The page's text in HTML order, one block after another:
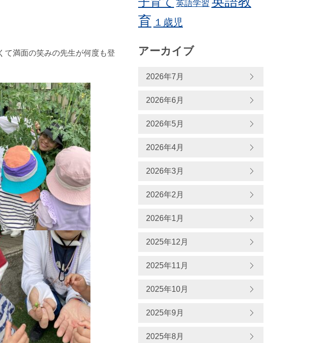
て満面の笑みの先生が何度も登
英語学習
育 １歳児
アーカイブ
2026年7月
2026年6月
2026年5月
2026年4月
2026年3月
2026年2月
2026年1月
2025年12月
2025年11月
2025年10月
2025年9月
2025年8月